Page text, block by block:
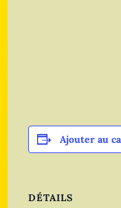
Ajouter au
DÉTAILS